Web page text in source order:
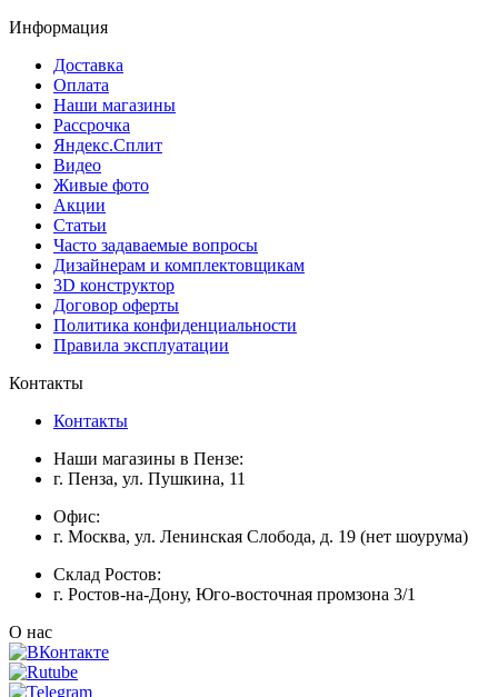
Информация
Доставка
Оплата
Наши магазины
Рассрочка
Яндекс.Сплит
Видео
Живые фото
Акции
Статьи
Часто задаваемые вопросы
Дизайнерам и комплектовщикам
3D конструктор
Договор оферты
Политика конфиденциальности
Правила эксплуатации
Контакты
Контакты
Наши магазины в Пензе:
г. Пенза, ул. Пушкина, 11
Офис:
г. Москва, ул. Ленинская Слобода, д. 19 (нет шоурума)
Склад Ростов:
г. Ростов-на-Дону, Юго-восточная промзона 3/1
О нас